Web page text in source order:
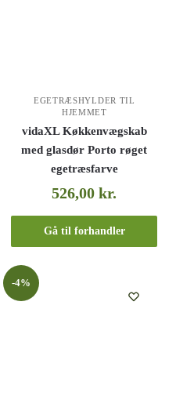
EGETRÆSHYLDER TIL
HJEMMET
vidaXL Køkkenvægskab
med glasdør Porto røget
egetræsfarve
526,00kr.
Gå til forhandler
-4%